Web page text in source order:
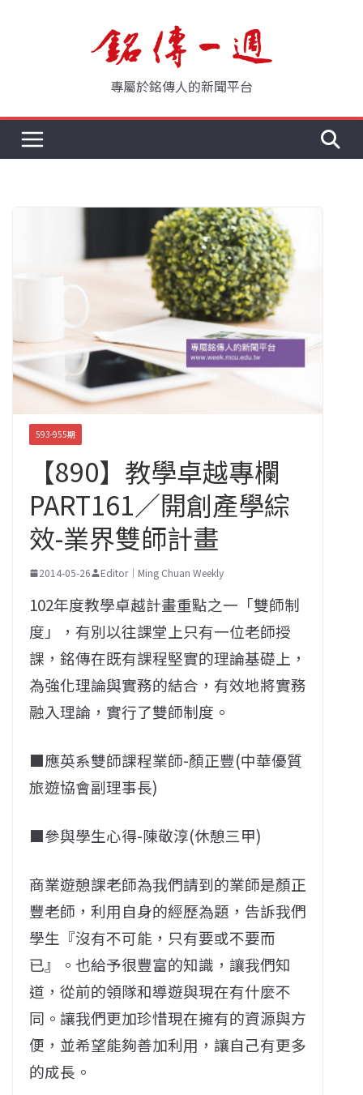
專屬於銘傳人的新聞平台
593-955期
【890】教學卓越專欄
PART161／開創產學綜
效-業界雙師計畫
2014-05-26 Editor｜Ming Chuan Weekly
102年度教學卓越計畫重點之一「雙師制
度」，有別以往課堂上只有一位老師授
課，銘傳在既有課程堅實的理論基礎上，
為強化理論與實務的結合，有效地將實務
融入理論，實行了雙師制度。
■應英系雙師課程業師-顏正豐(中華優質
旅遊協會副理事長)
■參與學生心得-陳敬淳(休憩三甲)
商業遊憩課老師為我們請到的業師是顏正
豐老師，利用自身的經歷為題，告訴我們
學生『沒有不可能，只有要或不要而
已』。也給予很豐富的知識，讓我們知
道，從前的領隊和導遊與現在有什麼不
同。讓我們更加珍惜現在擁有的資源與方
便，並希望能夠善加利用，讓自己有更多
的成長。